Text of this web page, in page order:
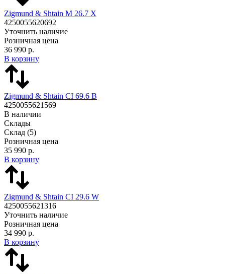
Zigmund & Shtain M 26.7 X
4250055620692
Уточнить наличие
Розничная цена
36 990 р.
В корзину
Zigmund & Shtain CI 69.6 B
4250055621569
В наличии
Склады
Склад (5)
Розничная цена
35 990 р.
В корзину
Zigmund & Shtain CI 29.6 W
4250055621316
Уточнить наличие
Розничная цена
34 990 р.
В корзину